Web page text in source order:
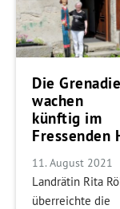
Die
wachen
künftig im
Fressenden
11. August 2021
Landrätin Rita
überreichte die